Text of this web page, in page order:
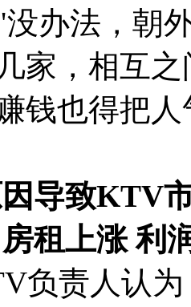
没办法，朝
家，相互
钱也得把
导致KTV
租上涨 利
责人认为